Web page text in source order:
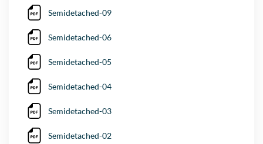
Semidetached-09
Semidetached-06
Semidetached-05
Semidetached-04
Semidetached-03
Semidetached-02